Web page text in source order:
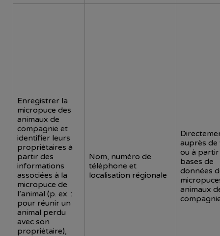
Enregistrer la
micropuce des
animaux de
compagnie et
identifier leurs
propriétaires à
partir des
informations
associées à la
micropuce de
l’animal (p. ex. :
pour réunir un
animal perdu
avec son
propriétaire),
Nom, numéro de
téléphone et
localisation régionale
auprès de
ou à
bases de
données
animaux